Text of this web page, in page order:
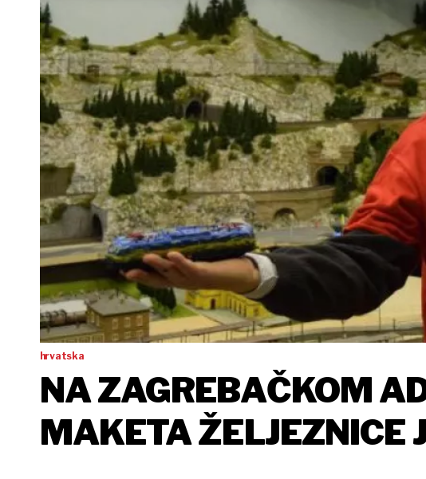
hrvatska
NA ZAGREBAČKOM
MAKETA ŽELJEZNICE